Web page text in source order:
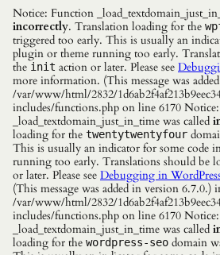
Notice: Function
incorrectly. Translation loading for the
triggered too early. This is usually an
plugin or theme running too early.
the init action or later. Please see
more information. (This message was
/var/www/html/2832/
includes/functions.php on line 6170
_load_textdomain_just_in_time was called
loading for the twentytwentyfour
This is usually an indicator for some code
running too early. Translations should be
or later. Please see Debugging in
(This message was added in version 6.7.0.)
/var/www/html/2832/
includes/functions.php on line 6170
_load_textdomain_just_in_time was called
loading for the wordpress-seo domain